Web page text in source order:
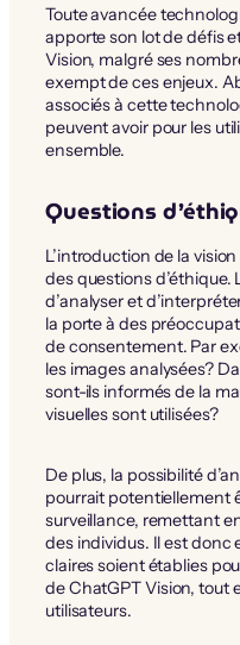
Toute avancée
apporte son lot de défis
Vision, malgré ses
exempt de ces enjeux.
associés à cette
peuvent avoir pour les
ensemble.
Questions
L’introduction de la
des questions
d’analyser et
la porte à des
de consentement. Par
les images analysées?
sont-ils informés de la
visuelles sont utilisées?
De plus, la possibilité
pourrait potentiellement
surveillance, remettant
des individus. Il est donc
claires soient établies
de ChatGPT Vision, tout
utilisateurs.